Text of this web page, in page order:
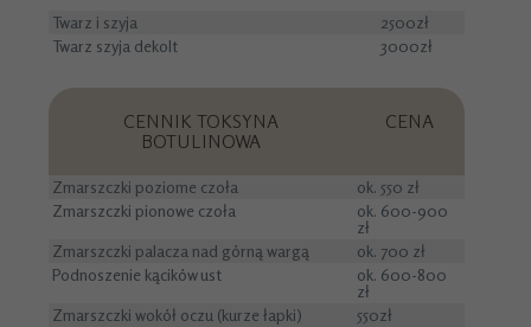
Twarz i szyja
2500zł
Twarz szyja dekolt
3000zł
CENNIK TOKSYNA
BOTULINOWA
CENA
Zmarszczki poziome czoła
ok. 550 zł
Zmarszczki pionowe czoła
ok. 600-900
zł
Zmarszczki palacza nad górną wargą
ok. 700 zł
Podnoszenie kącików ust
ok. 600-800
zł
Zmarszczki wokół oczu (kurze łapki)
550zł